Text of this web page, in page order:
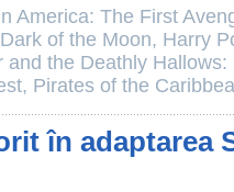
America: The First
of the Moon, Harry
and the Deathly Hallows:
, Pirates of the
în adaptarea